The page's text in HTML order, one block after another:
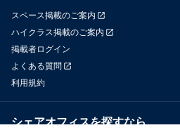
スペース掲載のご案内
ハイクラス掲載のご案内
掲載者ログイン
よくある質問
利用規約
シェアオフィスを探すなら